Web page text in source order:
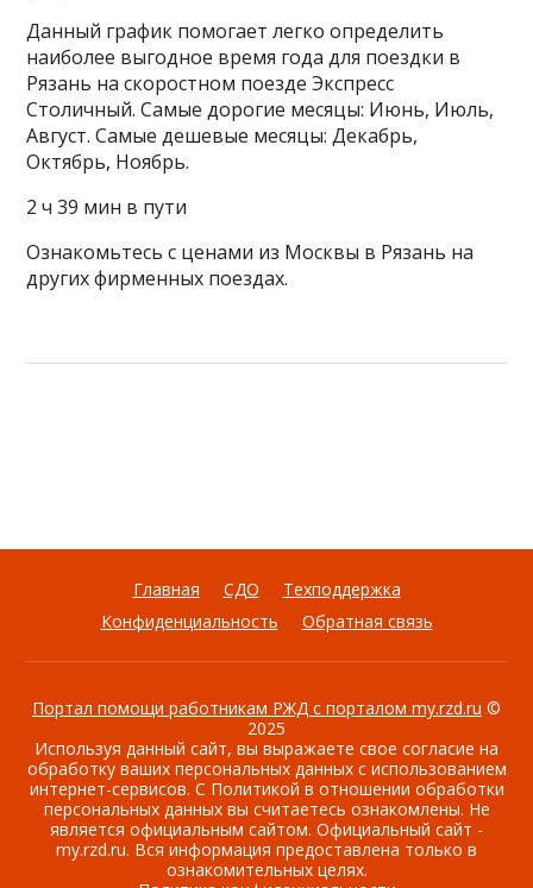
Данный график помогает легко определить
наиболее выгодное время года для поездки в
Рязань на скоростном поезде Экспресс
Столичный. Самые дорогие месяцы: Июнь, Июль,
Август. Самые дешевые месяцы: Декабрь,
Октябрь, Ноябрь.
2 ч 39 мин в пути
Ознакомьтесь с ценами из Москвы в Рязань на
других фирменных поездах.
Главная СДО
Техподдержка
Конфиденциальность
Обратная связь
Портал помощи работникам РЖД с порталом my.rzd.ru ©
2025
Используя данный сайт, вы выражаете свое согласие на
обработку ваших персональных данных с использованием
интернет-сервисов. С Политикой в отношении обработки
персональных данных вы считаетесь ознакомлены. Не
является официальным сайтом. Официальный сайт -
my.rzd.ru. Вся информация предоставлена только в
ознакомительных целях.